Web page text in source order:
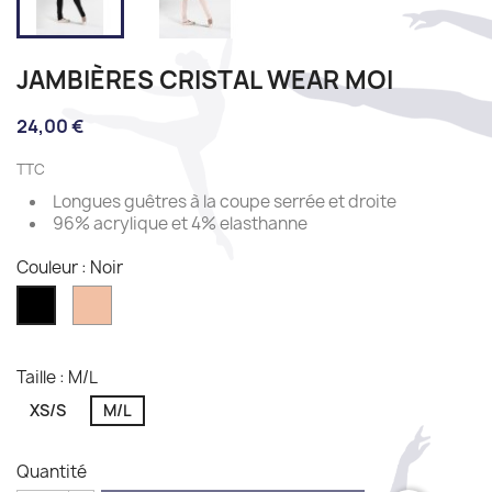
JAMBIÈRES CRISTAL WEAR MOI
24,00 €
TTC
Longues guêtres à la coupe serrée et droite
96% acrylique et 4% elasthanne
Couleur : Noir
Taille : M/L
XS/S M/L
Quantité